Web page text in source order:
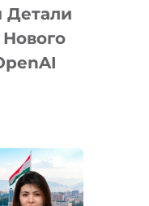
Детали